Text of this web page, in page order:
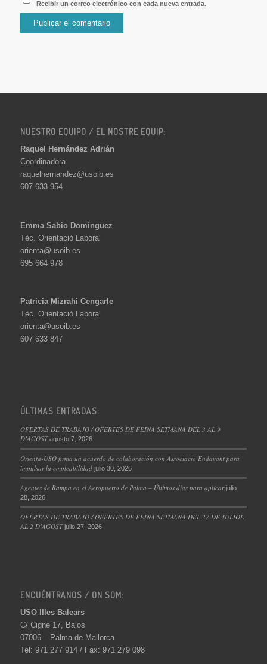
Recibir un correo electrónico con cada nueva entrada.
NUESTRO EQUIPO / EL NOSTRE EQUIP:
Raquel Hernández Adrián
Coordinadora
raquelhernandez@usoib.es
607 633 954
Emma Sabio Domínguez
Tèc. Orientació Laboral
orienta@usoib.es
695 664 978
Patricia Mizrahi Cengarle
Tèc. Orientació Laboral
orienta@usoib.es
607 633 847
ÚLTIMAS ENTRADAS:
OFERTAS DE TRABAJO / OFERTES DE FEINA SETMANA DEL 3 AL 9
D’AGOST agosto 7, 2026
Orienta-USO firma un acuerdo de colaboración con Associació Endavant para
impulsar la empleabilidad julio 30, 2026
Agentes de Rampa en el Aeropuerto de Palma – Últimos días para aplicar julio
28, 2026
OFERTAS DE TRABAJO / OFERTES DE FEINA SETMANA DEL 27 DE JULIOL
AL 2 D’AGOST julio 27, 2026
ENCUÉNTRANOS / ON SOM:
USO Illes Balears
C/ Cigne 17, Bajos
07006 – Palma de Mallorca
Tel: 971 277 914 / Fax: 971 279 098